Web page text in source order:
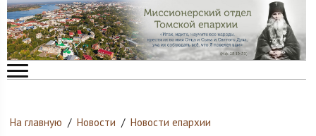
На главную / Новости / Новости епархии